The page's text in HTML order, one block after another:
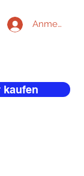
Anmelden
kaufen